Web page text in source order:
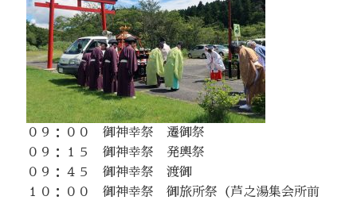
０９：００ 御神幸祭 遷御祭
０９：１５ 御神幸祭 発輿祭
０９：４５ 御神幸祭 渡御
１０：００ 御神幸祭 御旅所祭（芦之湯集会所前